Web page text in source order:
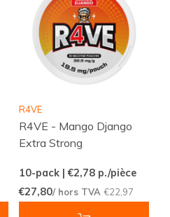
R4VE
R4VE - Mango Django
Extra Strong
10-pack | €2,78p./pièce
€27,80/ hors TVA €22,97